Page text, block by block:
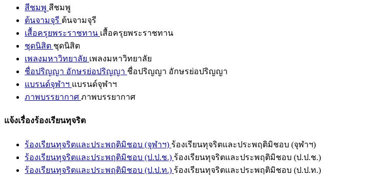
สีชมพู สีชมพู
ต้นจามจุรี ต้นจามจุรี
เสื้อครุยพระราชทาน เสื้อครุยพระราชทาน
ชุดนิสิต ชุดนิสิต
เพลงมหาวิทยาลัย เพลงมหาวิทยาลัย
ชื่อปริญญา อักษรย่อปริญญา ชื่อปริญญา อักษรย่อปริญญา
แบรนด์จุฬาฯ แบรนด์จุฬาฯ
ภาพบรรยากาศ ภาพบรรยากาศ
แจ้งเรื่องร้องเรียนทุจริต
ร้องเรียนทุจริตและประพฤติมิชอบ (จุฬาฯ) ร้องเรียนทุจริตและประพฤติมิชอบ (จุฬาฯ)
ร้องเรียนทุจริตและประพฤติมิชอบ (ป.ป.ช.) ร้องเรียนทุจริตและประพฤติมิชอบ (ป.ป.ช.)
ร้องเรียนทุจริตและประพฤติมิชอบ (ป.ป.ท.) ร้องเรียนทุจริตและประพฤติมิชอบ (ป.ป.ท.)